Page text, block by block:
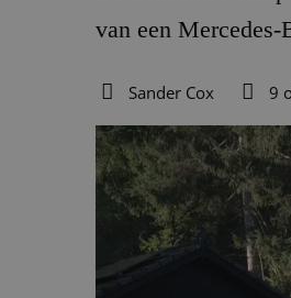
van een Mercedes-
Sander Cox
9